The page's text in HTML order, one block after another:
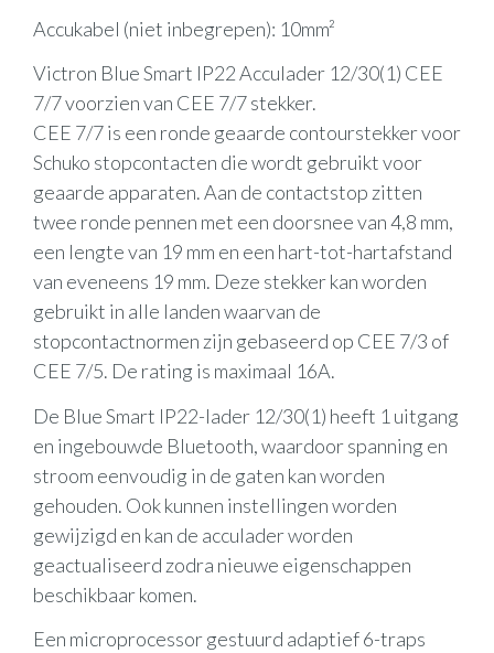
Accukabel (niet inbegrepen): 10mm²
Victron Blue Smart IP22 Acculader 12/30(1) CEE
7/7 voorzien van CEE 7/7 stekker.
CEE 7/7 is een ronde geaarde contourstekker voor
Schuko stopcontacten die wordt gebruikt voor
geaarde apparaten. Aan de contactstop zitten
twee ronde pennen met een doorsnee van 4,8 mm,
een lengte van 19 mm en een hart-tot-hartafstand
van eveneens 19 mm. Deze stekker kan worden
gebruikt in alle landen waarvan de
stopcontactnormen zijn gebaseerd op CEE 7/3 of
CEE 7/5. De rating is maximaal 16A.
De Blue Smart IP22-lader 12/30(1) heeft 1 uitgang
en ingebouwde Bluetooth, waardoor spanning en
stroom eenvoudig in de gaten kan worden
gehouden. Ook kunnen instellingen worden
gewijzigd en kan de acculader worden
geactualiseerd zodra nieuwe eigenschappen
beschikbaar komen.
Een microprocessor gestuurd adaptief 6-traps